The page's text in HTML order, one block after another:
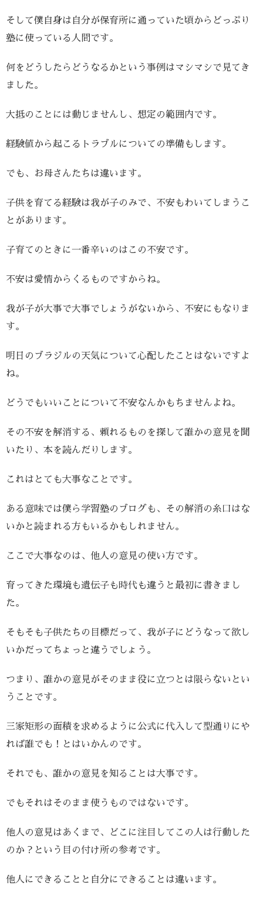
そして僕自身は自分が保育所に通っていた頃からどっぷり
塾に使っている人間です。
何をどうしたらどうなるかという事例はマシマシで見てき
ました。
大抵のことには動じませんし、想定の範囲内です。
経験値から起こるトラブルについての準備もします。
でも、お母さんたちは違います。
子供を育てる経験は我が子のみで、不安もわいてしまうこ
とがあります。
子育てのときに一番辛いのはこの不安です。
不安は愛情からくるものですからね。
我が子が大事で大事でしょうがないから、不安にもなりま
す。
明日のブラジルの天気について心配したことはないですよ
ね。
どうでもいいことについて不安なんかもちませんよね。
その不安を解消する、頼れるものを探して誰かの意見を聞
いたり、本を読んだりします。
これはとても大事なことです。
ある意味では僕ら学習塾のブログも、その解消の糸口はな
いかと読まれる方もいるかもしれません。
ここで大事なのは、他人の意見の使い方です。
育ってきた環境も遺伝子も時代も違うと最初に書きまし
た。
そもそも子供たちの目標だって、我が子にどうなって欲し
いかだってちょっと違うでしょう。
つまり、誰かの意見がそのまま役に立つとは限らないとい
うことです。
三家矩形の面積を求めるように公式に代入して型通りにや
れば誰でも！とはいかんのです。
それでも、誰かの意見を知ることは大事です。
でもそれはそのまま使うものではないです。
他人の意見はあくまで、どこに注目してこの人は行動した
のか？という目の付け所の参考です。
他人にできることと自分にできることは違います。